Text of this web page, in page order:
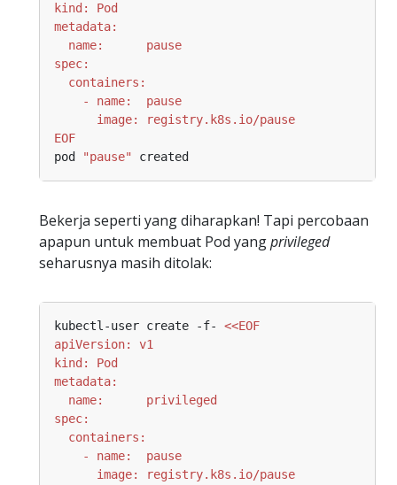
EOF
pod
"pause"
Bekerja seperti yang diharapkan! Tapi percobaan
apapun untuk membuat Pod yangprivileged
seharusnya masih ditolak:
kubectl-user create -f-